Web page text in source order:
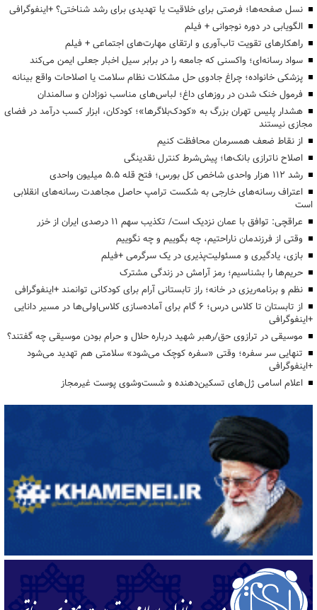
نسل صفحه‌ها؛ فرصتی برای خلاقیت یا تهدیدی برای رشد شناختی؟ +اینفوگرافی
الگویابی در دوره نوجوانی + فیلم
راهکارهای تقویت تاب‌آوری و ارتقای مهارت‌های اجتماعی + فیلم
سواد رسانه‌ای؛ واکسنی که جامعه را در برابر سیل اخبار جعلی ایمن می‌کند
پزشکی خانواده؛ چراغ جادوی حل مشکلات نظام سلامت یا اصلاحات واقع بینانه
فرمول خنک شدن در روزهای داغ؛ لباس‌های مناسب نوزادان و سالمندان
هشدار پلیس تهران بزرگ به «کودک‌بلاگرها»؛ کودکان، ابزار کسب درآمد در فضای
مجازی نیستند
از نقاط ضعف همسرمان محافظت کنیم
اصلاح ناترازی بانک‌ها؛ پیش‌شرط کنترل نقدینگی
رشد ۱۱۲ هزار واحدی شاخص کل بورس؛ فتح قله ۵.۵ میلیون واحدی
اعتراف رسانه‌های خارجی به شکست ترامپ حاصل مجاهدت رسانه‌های انقلابی
است
عراقچی: توافق با عمان نزدیک است/ تکذیب سهم ۱۱ درصدی ایران از خزر
وقتی از فرزندمان ناراحتیم، چه بگوییم و چه نگوییم
بازی، یادگیری و مسئولیت‌پذیری در یک سرگرمی +فیلم
حریم‌ها را بشناسیم؛ رمز آرامش در زندگی مشترک
نظم و برنامه‌ریزی در خانه؛ راز تابستانی آرام برای کودکانی توانمند +اینفوگرافی
از تابستان تا کلاس درس؛ ۶ گام برای آماده‌سازی کلاس‌اولی‌ها در مسیر دانایی
+اینفوگرافی
موسیقی در ترازوی حق/رهبر شهید درباره حلال و حرام بودن موسیقی چه گفتند؟
تنهایی سر سفره؛ وقتی «سفره کوچک می‌شود» سلامتی هم تهدید می‌شود
+اینفوگرافی
اعلام اسامی ژل‌های تسکین‌دهنده و شست‌وشوی پوست غیرمجاز